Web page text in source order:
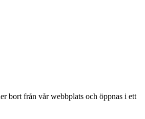
bort från vår webbplats och öppnas i ett